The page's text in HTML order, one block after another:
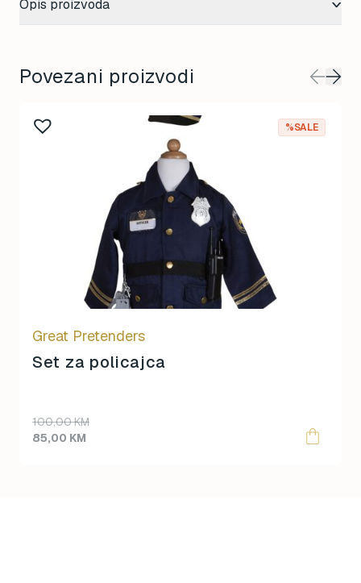
Opis proizvoda
Povezani proizvodi
%SALE
Great Pretenders
Set za policajca
100,00KM
85,00 KM
This
the
product